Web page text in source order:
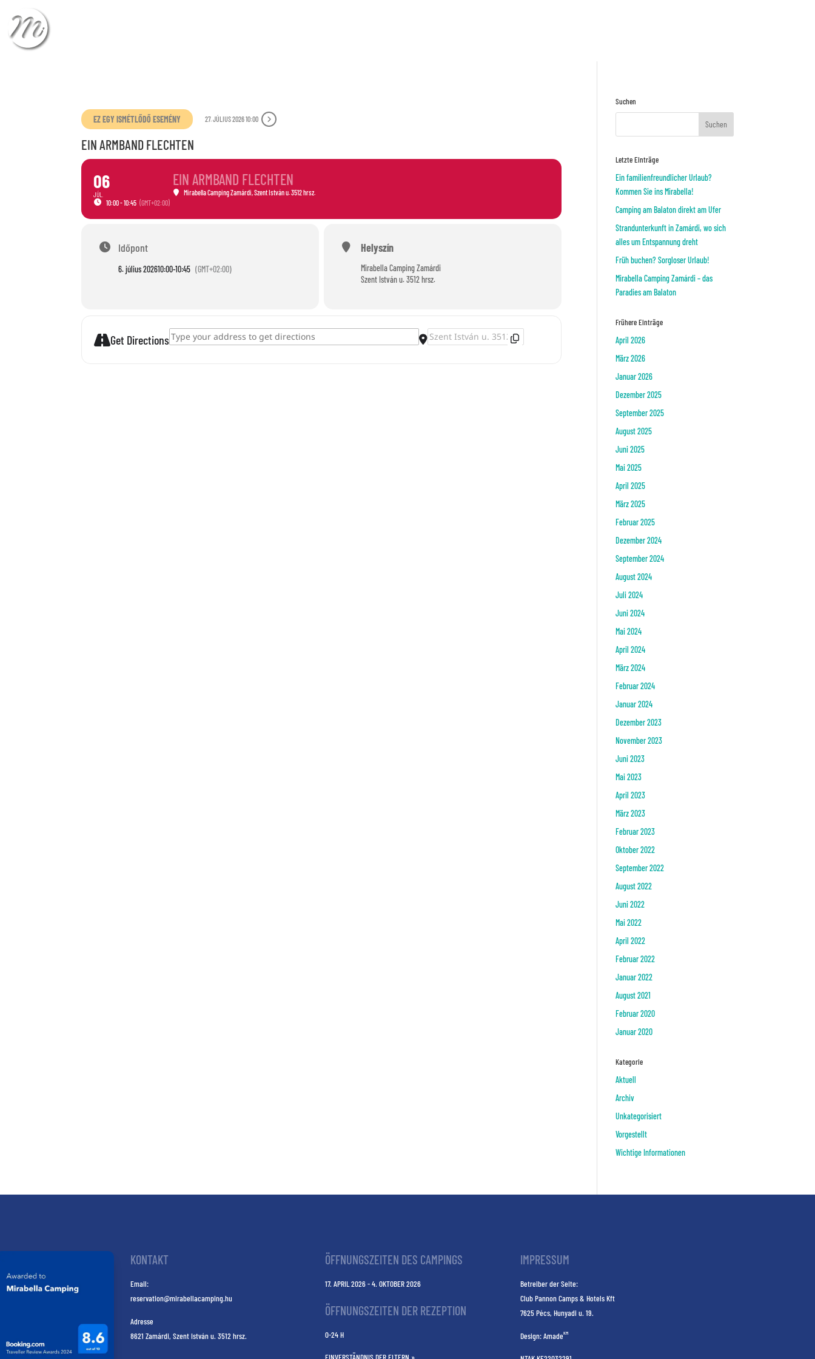
EZ EGY ISMÉTLŐDŐ ESEMÉNY 27. JÚLIUS 2026 10:00
EIN ARMBAND FLECHTEN
06
JÚL.
10:00 - 10:45 (GMT+02:00)
EIN ARMBAND FLECHTEN
Mirabella Camping Zamárdi , Szent István u. 3512 hrsz.
Időpont
6. július 202610:00-10:45 (GMT+02:00)
Helyszín
Mirabella Camping Zamárdi
Szent István u. 3512 hrsz.
Get DirectionsAddress - Ein Armband flechten [] Destination Address - Ein Armband flechten []
Suchen
Letzte Einträge
Ein familienfreundlicher Urlaub?
Kommen Sie ins Mirabella!
Camping am Balaton direkt am Ufer
Strandunterkunft in Zamárdi, wo sich
alles um Entspannung dreht
Früh buchen? Sorgloser Urlaub!
Mirabella Camping Zamárdi – das
Paradies am Balaton
Frühere Einträge
April 2026
März 2026
Januar 2026
Dezember 2025
September 2025
August 2025
Juni 2025
Mai 2025
April 2025
März 2025
Februar 2025
Dezember 2024
September 2024
August 2024
Juli 2024
Juni 2024
Mai 2024
April 2024
März 2024
Februar 2024
Januar 2024
Dezember 2023
November 2023
Juni 2023
Mai 2023
April 2023
März 2023
Februar 2023
Oktober 2022
September 2022
August 2022
Juni 2022
Mai 2022
April 2022
Februar 2022
Januar 2022
August 2021
Februar 2020
Januar 2020
Kategorie
Aktuell
Archiv
Unkategorisiert
Vorgestellt
Wichtige Informationen
KONTAKT
Email:
reservation@mirabellacamping.hu
Adresse
8621 Zamárdi, Szent István u. 3512 hrsz.
ÖFFNUNGSZEITEN DES CAMPINGS
17. APRIL 2026 - 4. OKTOBER 2026
ÖFFNUNGSZEITEN DER REZEPTION
0-24 H
IMPRESSUM
Betreiber der Seite:
Club Pannon Camps & Hotels Kft
7625 Pécs, Hunyadi u. 19.
Design:AmadeKM